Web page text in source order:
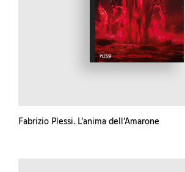
Fabrizio Plessi. L’anima dell’Amarone